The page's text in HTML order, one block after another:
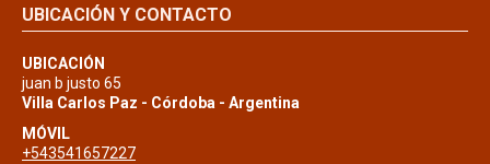
UBICACIÓN Y CONTACTO
UBICACIÓN
juan b justo 65
Villa Carlos Paz - Córdoba - Argentina
MÓVIL
+543541657227